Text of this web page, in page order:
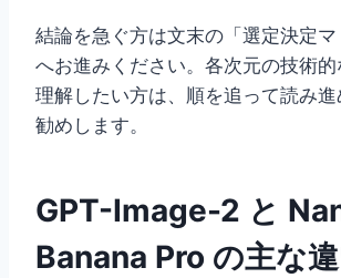
結論を急ぐ方は文末の「選定決定マ
へお進みください。各次元の技術的
理解したい方は、順を追って読み
勧めします。
GPT-Image-2 と
Banana Pro の主な